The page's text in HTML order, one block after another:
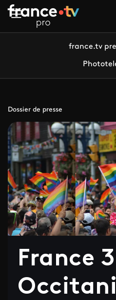
Aller au contenu principal
france.tv
Dossier de presse
France 3